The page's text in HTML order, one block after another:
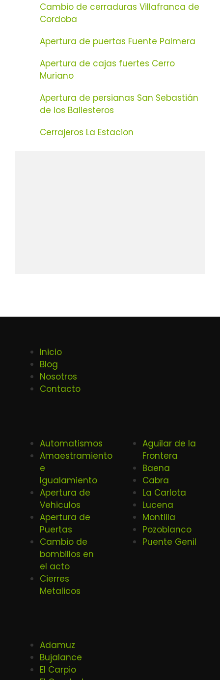
Cambio de cerraduras Villafranca de
Cordoba
Apertura de puertas Fuente Palmera
Apertura de cajas fuertes Cerro
Muriano
Apertura de persianas San Sebastián
de los Ballesteros
Cerrajeros La Estacion
Inicio
Blog
Nosotros
Contacto
Automatismos
Amaestramiento
e
Igualamiento
Apertura de
Vehiculos
Apertura de
Puertas
Cambio de
bombillos en
el acto
Cierres
Metalicos
Aguilar de la
Frontera
Baena
Cabra
La Carlota
Lucena
Montilla
Pozoblanco
Puente Genil
Adamuz
Bujalance
El Carpio